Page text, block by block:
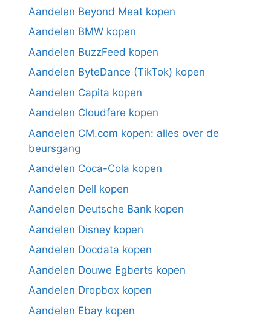
Aandelen Beyond Meat kopen
Aandelen BMW kopen
Aandelen BuzzFeed kopen
Aandelen ByteDance (TikTok) kopen
Aandelen Capita kopen
Aandelen Cloudfare kopen
Aandelen CM.com kopen: alles over de
beursgang
Aandelen Coca-Cola kopen
Aandelen Dell kopen
Aandelen Deutsche Bank kopen
Aandelen Disney kopen
Aandelen Docdata kopen
Aandelen Douwe Egberts kopen
Aandelen Dropbox kopen
Aandelen Ebay kopen